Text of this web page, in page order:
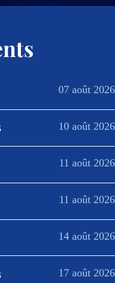
07 août 2026
10 août 2026
11 août 2026
11 août 2026
14 août 2026
17 août 2026